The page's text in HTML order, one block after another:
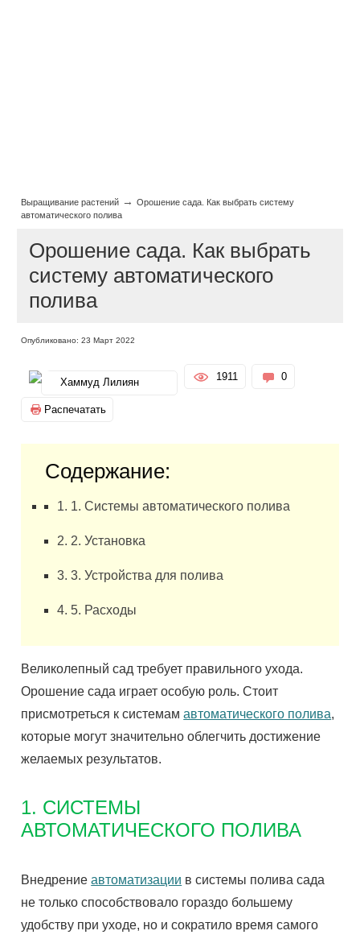
Выращивание растений →Орошение сада. Как выбрать систему
автоматического полива
Орошение сада. Как выбрать
систему автоматического
полива
Опубликовано: 23 Март 2022
Хаммуд Лилиян 1911 0
Распечатать
Содержание:
1. 1. Системы автоматического полива
2. 2. Установка
3. 3. Устройства для полива
4. 5. Расходы
Великолепный сад требует правильного ухода.
Орошение сада играет особую роль. Стоит
присмотреться к системамавтоматического полива,
которые могут значительно облегчить достижение
желаемых результатов.
1. СИСТЕМЫ
АВТОМАТИЧЕСКОГО ПОЛИВА
Внедрениеавтоматизации в системы полива сада
не только способствовало гораздо большему
удобству при уходе, но и сократило время самого